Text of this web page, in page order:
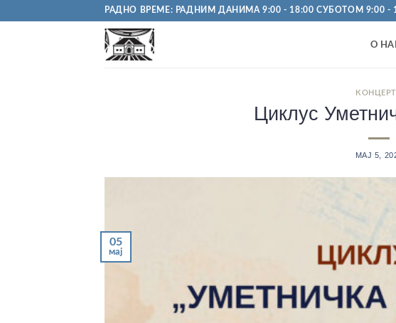
РАДНО ВРЕМЕ: РАДНИМ ДАНИМА 9:00 - 18:00 СУБОТОМ 9:00 -
О
Циклус
МАЈ 5,
05
мај